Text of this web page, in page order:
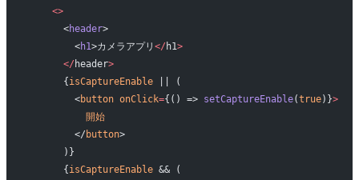
    <>
      <
header>
        <
h1>カメラアプリ </h1>
      </
header>
      {
isCaptureEnable || (
        <
button onClick={() => setCaptureEnable(true)}>
          開始
        </
button>
      )}
      {
isCaptureEnable && (